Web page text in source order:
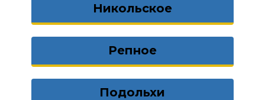
Никольское
Репное
Подольхи